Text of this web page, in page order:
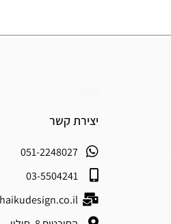
יצירת קשר
051-2248027
03-5504241